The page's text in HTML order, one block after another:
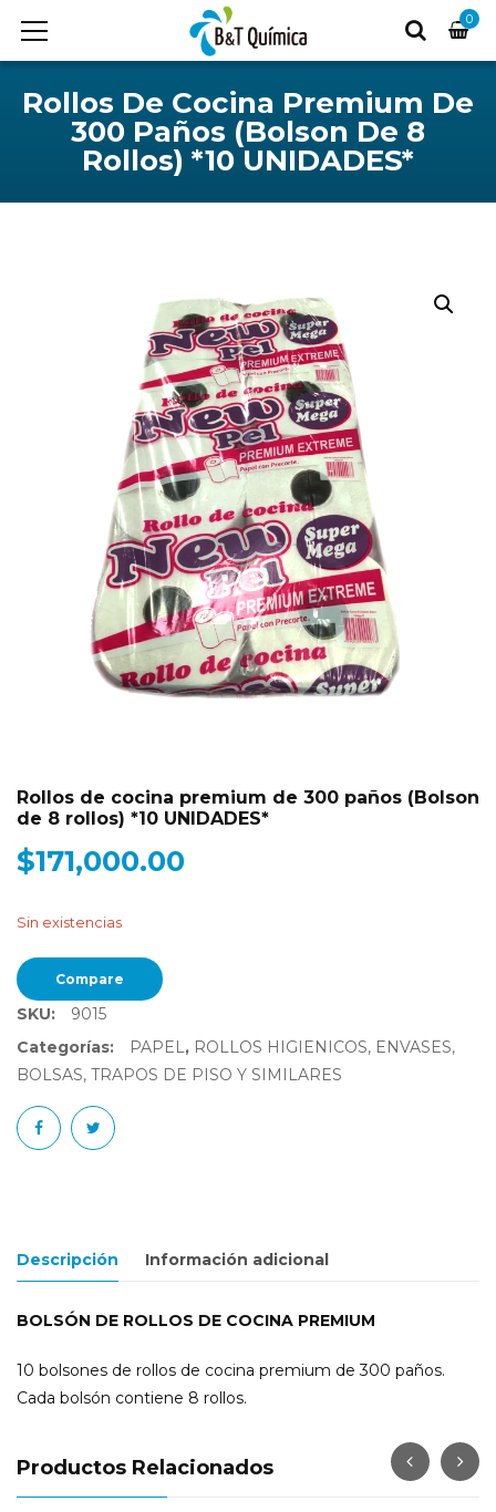
0
Rollos De Cocina Premium De
300 Paños (Bolson De 8
Rollos) *10 UNIDADES*
Rollos de cocina premium de 300 paños (Bolson
de 8 rollos) *10 UNIDADES*
$171,000.00
Sin existencias
Compare
SKU:
9015
Categorías:
PAPEL, ROLLOS HIGIENICOS, ENVASES,
BOLSAS, TRAPOS DE PISO Y SIMILARES
Descripción Información adicional
BOLSÓN DE ROLLOS DE COCINA PREMIUM
10 bolsones de rollos de cocina premium de 300 paños.
Cada bolsón contiene 8 rollos.
Productos Relacionados